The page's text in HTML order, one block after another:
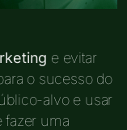
e evitar
o sucesso do
alvo e usar
fazer uma